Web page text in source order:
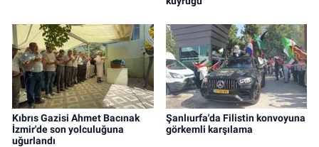
Kıbrıs Gazisi Ahmet Bacınak
İzmir'de son yolculuğuna
uğurlandı
Şanlıurfa'da Filistin konvoyuna
görkemli karşılama